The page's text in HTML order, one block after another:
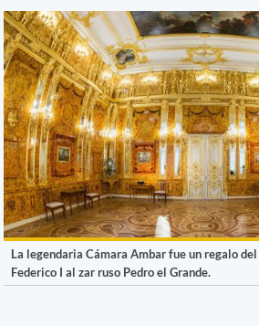
La legendaria Cámara Ambar fue un regalo
Federico I al zar ruso Pedro el Grande.